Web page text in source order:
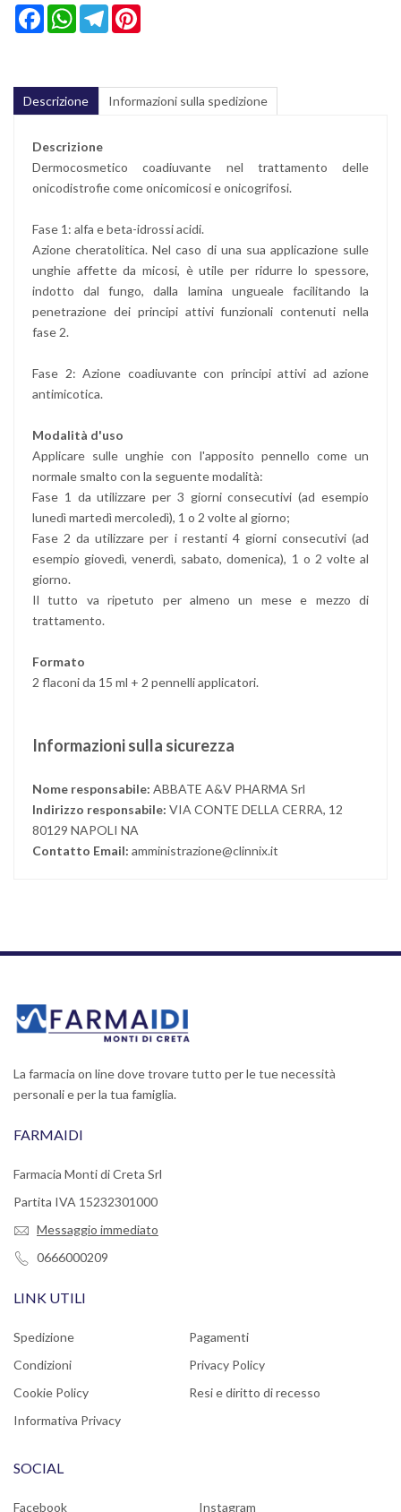
FacebookWhatsAppTelegram
Descrizione Informazioni sulla spedizione
Descrizione
Dermocosmetico coadiuvante nel trattamento delle
onicodistrofie come onicomicosi e onicogrifosi.
Fase 1: alfa e beta-idrossi acidi.
Azione cheratolitica. Nel caso di una sua applicazione sulle
unghie affette da micosi, è utile per ridurre lo spessore,
indotto dal fungo, dalla lamina ungueale facilitando la
penetrazione dei principi attivi funzionali contenuti nella
fase 2.
Fase 2: Azione coadiuvante con principi attivi ad azione
antimicotica.
Modalità d'uso
Applicare sulle unghie con l'apposito pennello come un
normale smalto con la seguente modalità:
Fase 1 da utilizzare per 3 giorni consecutivi (ad esempio
lunedì martedì mercoledì), 1 o 2 volte al giorno;
Fase 2 da utilizzare per i restanti 4 giorni consecutivi (ad
esempio giovedì, venerdì, sabato, domenica), 1 o 2 volte al
giorno.
Il tutto va ripetuto per almeno un mese e mezzo di
trattamento.
Formato
2 flaconi da 15 ml + 2 pennelli applicatori.
Informazioni sulla sicurezza
Nome responsabile: ABBATE A&V PHARMA Srl
Indirizzo responsabile: VIA CONTE DELLA CERRA, 12
80129 NAPOLI NA
Contatto Email: amministrazione@clinnix.it
La farmacia on line dove trovare tutto per le tue necessità
personali e per la tua famiglia.
FARMAIDI
Farmacia Monti di Creta Srl
Partita IVA 15232301000
Messaggio immediato
0666000209
LINK UTILI
Spedizione
Pagamenti
Condizioni
Privacy Policy
Cookie Policy
Resi e diritto di recesso
Informativa Privacy
SOCIAL
Facebook Instagram